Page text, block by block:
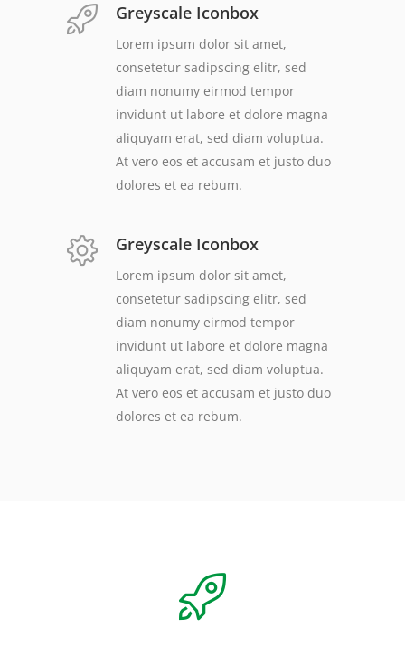
Greyscale Iconbox
Lorem ipsum dolor sit amet,
consetetur sadipscing elitr, sed
diam nonumy eirmod tempor
invidunt ut labore et dolore magna
aliquyam erat, sed diam voluptua.
At vero eos et accusam et justo duo
dolores et ea rebum.
Greyscale Iconbox
Lorem ipsum dolor sit amet,
consetetur sadipscing elitr, sed
diam nonumy eirmod tempor
invidunt ut labore et dolore magna
aliquyam erat, sed diam voluptua.
At vero eos et accusam et justo duo
dolores et ea rebum.